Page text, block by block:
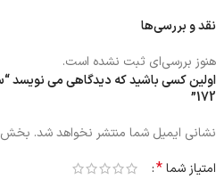
نقد و بررسی‌ها
هنوز بررسی‌ای ثبت نشده است.
172”
نشانی ایمیل شما منتشر نخواهد شد.
امتیاز شما*